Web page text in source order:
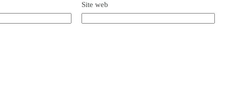
Site web